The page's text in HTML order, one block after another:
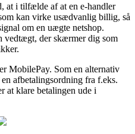
at i tilfælde af at en e-handler
kan virke usædvanlig billig, så
om en uægte netshop.
vedtægt, der skærmer dig som
MobilePay. Som en alternativ
afbetalingsordning fra f.eks.
klare betalingen ude i